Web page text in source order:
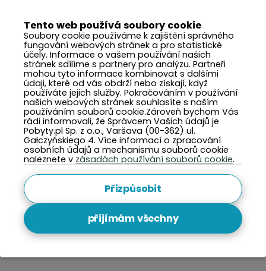
Podívejte
Tento web používá soubory cookie
Soubory cookie používáme k zajištění správného
fungování webových stránek a pro statistické
účely. Informace o vašem používání našich
stránek sdílíme s partnery pro analýzu. Partneři
mohou tyto informace kombinovat s dalšími
údaji, které od vás obdrží nebo získají, když
používáte jejich služby. Pokračováním v používání
našich webových stránek souhlasíte s naším
používáním souborů cookie.Zároveň bychom Vás
rádi informovali, že Správcem Vašich údajů je
Pobyty.pl Sp. z o.o., Varšava (00-362) ul.
Gałczyńskiego 4. Více informací o zpracování
osobních údajů a mechanismu souborů cookie
naleznete v zásadách používání souborů cookie.
Přizpůsobit
přijímám všechny